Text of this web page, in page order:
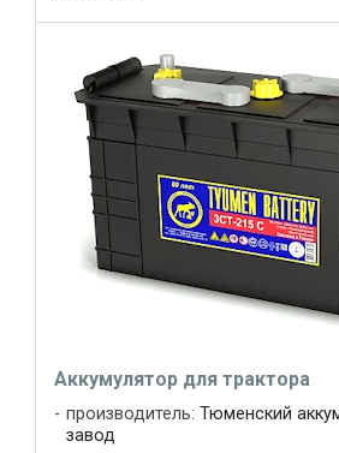
Аккумулятор для трактора
производитель: Тюменский
завод